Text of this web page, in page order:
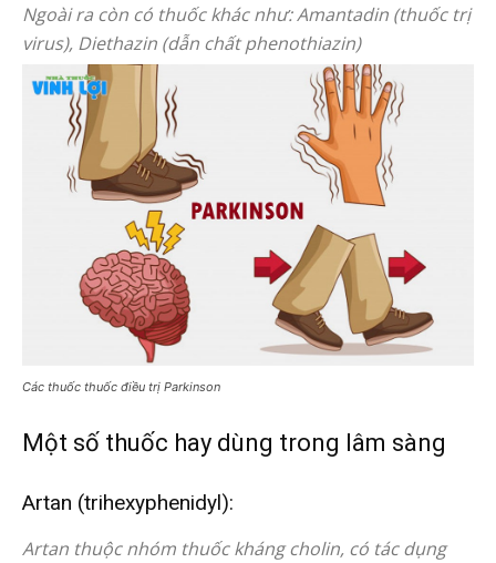
Ngoài ra còn có thuốc khác như: Amantadin (thuốc trị
virus), Diethazin (dẫn chất phenothiazin)
Các thuốc thuốc điều trị Parkinson
Một số thuốc hay dùng trong lâm sàng
Artan (trihexyphenidyl):
Artan thuộc nhóm thuốc kháng cholin, có tác dụng